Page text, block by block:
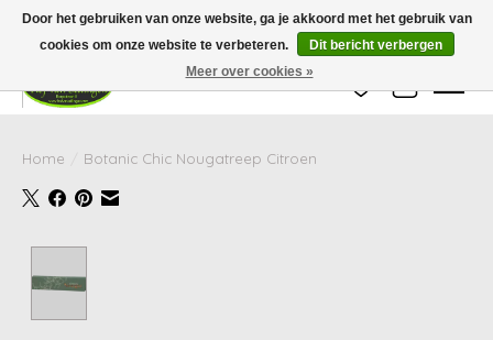
Wij zijn gesloten van 24 december tot en met 25 januari. Houd er rekening mee
dat de levertijd van uw bestelling in deze periode langer kan zijn dan
gebruikelijk.
Verlanglijst
Home Botanic Chic Nougatreep Citroen
Door het gebruiken van onze website, ga je akkoord met het gebruik van
cookies om onze website te verbeteren.
Dit bericht verbergen
Meer over cookies »